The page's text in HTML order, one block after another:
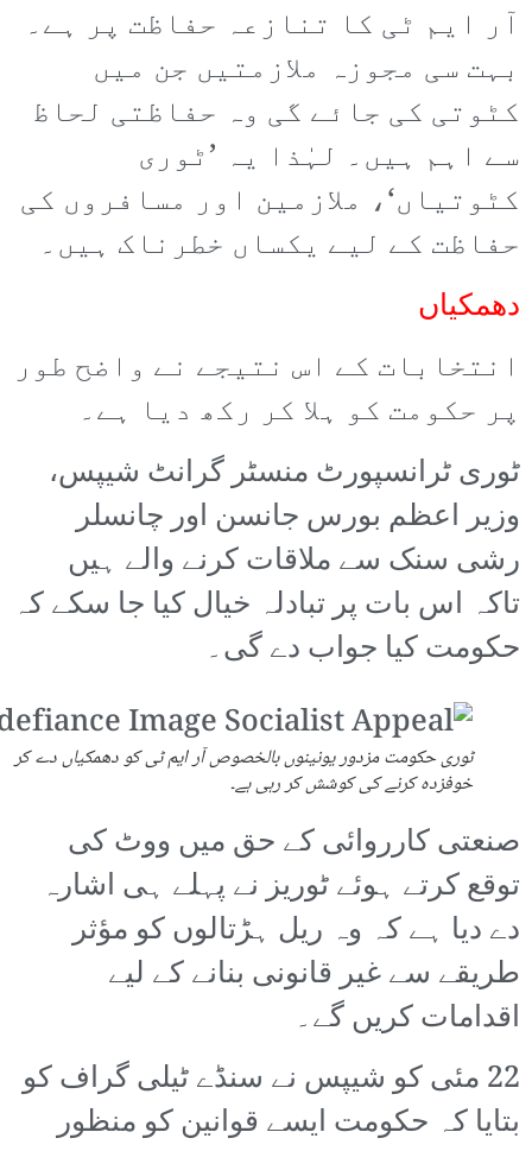
آر ایم ٹی کا تنازعہ حفاظت پر ہے۔
بہت سی مجوزہ ملازمتیں جن میں
کٹوتی کی جائے گی وہ حفاظتی لحاظ
سے اہم ہیں۔ لہٰذا یہ ’ٹوری
کٹوتیاں‘، ملازمین اور مسافروں کی
حفاظت کے لیے یکساں خطرناک ہیں۔
دھمکیاں
انتخابات کے اس نتیجے نے واضح طور
پر حکومت کو ہلا کر رکھ دیا ہے۔
ٹوری ٹرانسپورٹ منسٹر گرانٹ شیپس،
وزیر اعظم بورس جانسن اور چانسلر
رشی سنک سے ملاقات کرنے والے ہیں
تاکہ اس بات پر تبادلہ خیال کیا جا سکے کہ
حکومت کیا جواب دے گی۔
ٹوری حکومت مزدور یونینوں بالخصوص آر ایم ٹی کو دھمکیاں دے کر
خوفزدہ کرنے کی کوشش کر رہی ہے۔
صنعتی کارروائی کے حق میں ووٹ کی
توقع کرتے ہوئے ٹوریز نے پہلے ہی اشارہ
دے دیا ہے کہ وہ ریل ہڑتالوں کو مؤثر
طریقے سے غیر قانونی بنانے کے لیے
اقدامات کریں گے۔
22 مئی کو شیپس نے سنڈے ٹیلی گراف کو
بتایا کہ حکومت ایسے قوانین کو منظور